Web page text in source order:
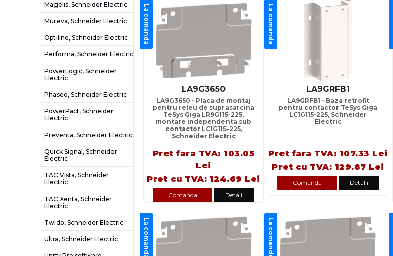
Magelis, Schneider Electric
Mureva, Schneider Electric
Optiline, Schneider Electric
Performa, Schneider Electric
PowerLogic, Schneider
Electric
Phaseo, Schneider Electric
PowerPact, Schneider
Electric
Preventa, Schneider Electric
Quick Signal, Schneider
Electric
TAC Vista, Schneider
Electric
TAC Xenta, Schneider
Electric
Twido, Schneider Electric
Ultra, Schneider Electric
La comanda
LA9G3650
LA9G3650 - Placa de montaj
pentru releu de suprasarcina
TeSys Giga LR9G115-225,
montare independenta sub
contactor LC1G115-225,
Schneider Electric
Pret fara TVA: 103.05
Lei
Pret cu TVA: 124.69 Lei
Comanda Detalii
La comanda
LA9GRFB1
LA9GRFB1 - Baza retrofit
pentru contactor TeSys Giga
LC1G115-225, Schneider
Electric
Pret fara TVA: 107.33 Lei
Pret cu TVA: 129.87 Lei
Comanda Detalii
La comanda La comanda